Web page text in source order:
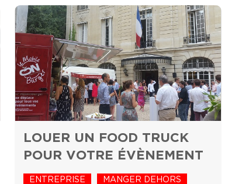
LOUER UN FOOD TRUCK
POUR VOTRE ÉVÈNEMENT
ENTREPRISE MANGER DEHORS